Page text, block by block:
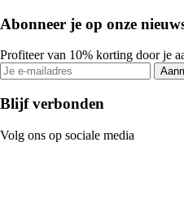
Abonneer je op onze
Profiteer van 10% korting door je
Blijf verbonden
Volg ons op sociale media